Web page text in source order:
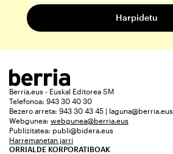
Berria.eus - Euskal Editorea SM
Telefonoa: 943 30 40 30
Bezero arreta: 943 30 43 45 | laguna@berria.eus
Webgunea: webgunea@berria.eus
Publizitatea: publi@bidera.eus
Harremanetan jarri
ORRIALDE KORPORATIBOAK